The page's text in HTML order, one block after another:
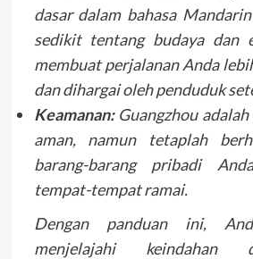
dasar dalam bahasa
sedikit tentang budaya dan
membuat perjalanan Anda
dan dihargai oleh penduduk
Keamanan:Guangzhou
aman, namun tetaplah
barang-barang pribadi
tempat-tempat ramai.
Dengan panduan ini,
menjelajahi keindahan